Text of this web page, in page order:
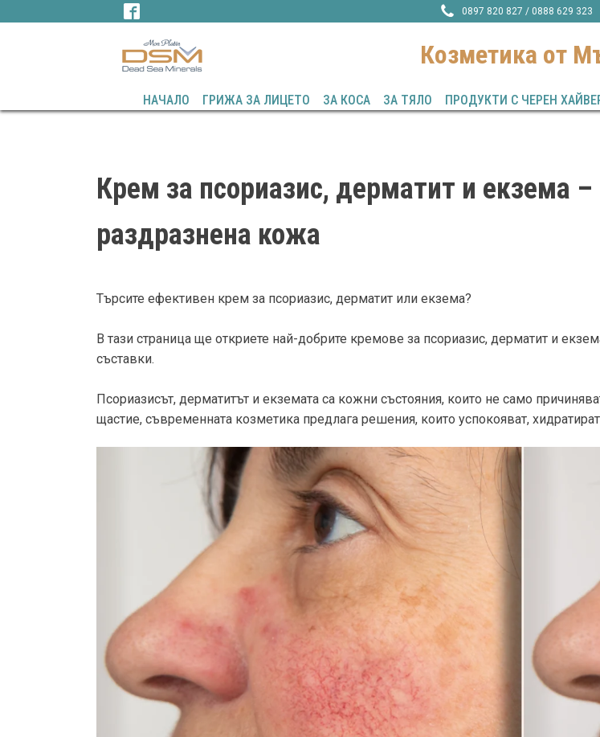
0897 820 827 / 0888 629 323
Козметика от
НАЧАЛО ГРИЖА ЗА ЛИЦЕТО ЗА КОСА ЗА ТЯЛО ПРОДУКТИ С ЧЕРЕН
Крем за псориазис, дерматит и екзема –
раздразнена кожа
Търсите ефективен крем за псориазис, дерматит или екзема?
В тази страница ще откриете най-добрите кремове за псориазис, дерматит и
съставки.
Псориазисът, дерматитът и екземата са кожни състояния, които не само
щастие, съвременната козметика предлага решения, които успокояват,